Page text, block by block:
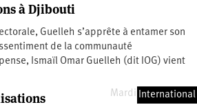
à Djibouti
Guelleh s’apprête à entamer son
de la communauté
Ismaïl Omar Guelleh (dit IOG) vient
Mardi 28 avril 2026
International